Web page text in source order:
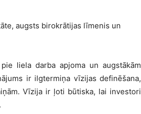
augsts birokrātijas līmenis un
liela darba apjoma un augstākām
ir ilgtermiņa vīzijas definēšana,
Vīzija ir ļoti būtiska, lai investori